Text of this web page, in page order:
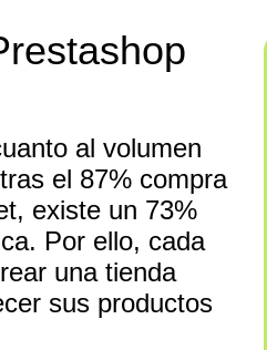
al volumen
el 87% compra
existe un 73%
Por ello, cada
una tienda
sus productos